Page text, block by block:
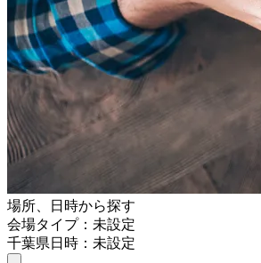
場所、日時から探す
会場タイプ：未設定
千葉県日時：未設定